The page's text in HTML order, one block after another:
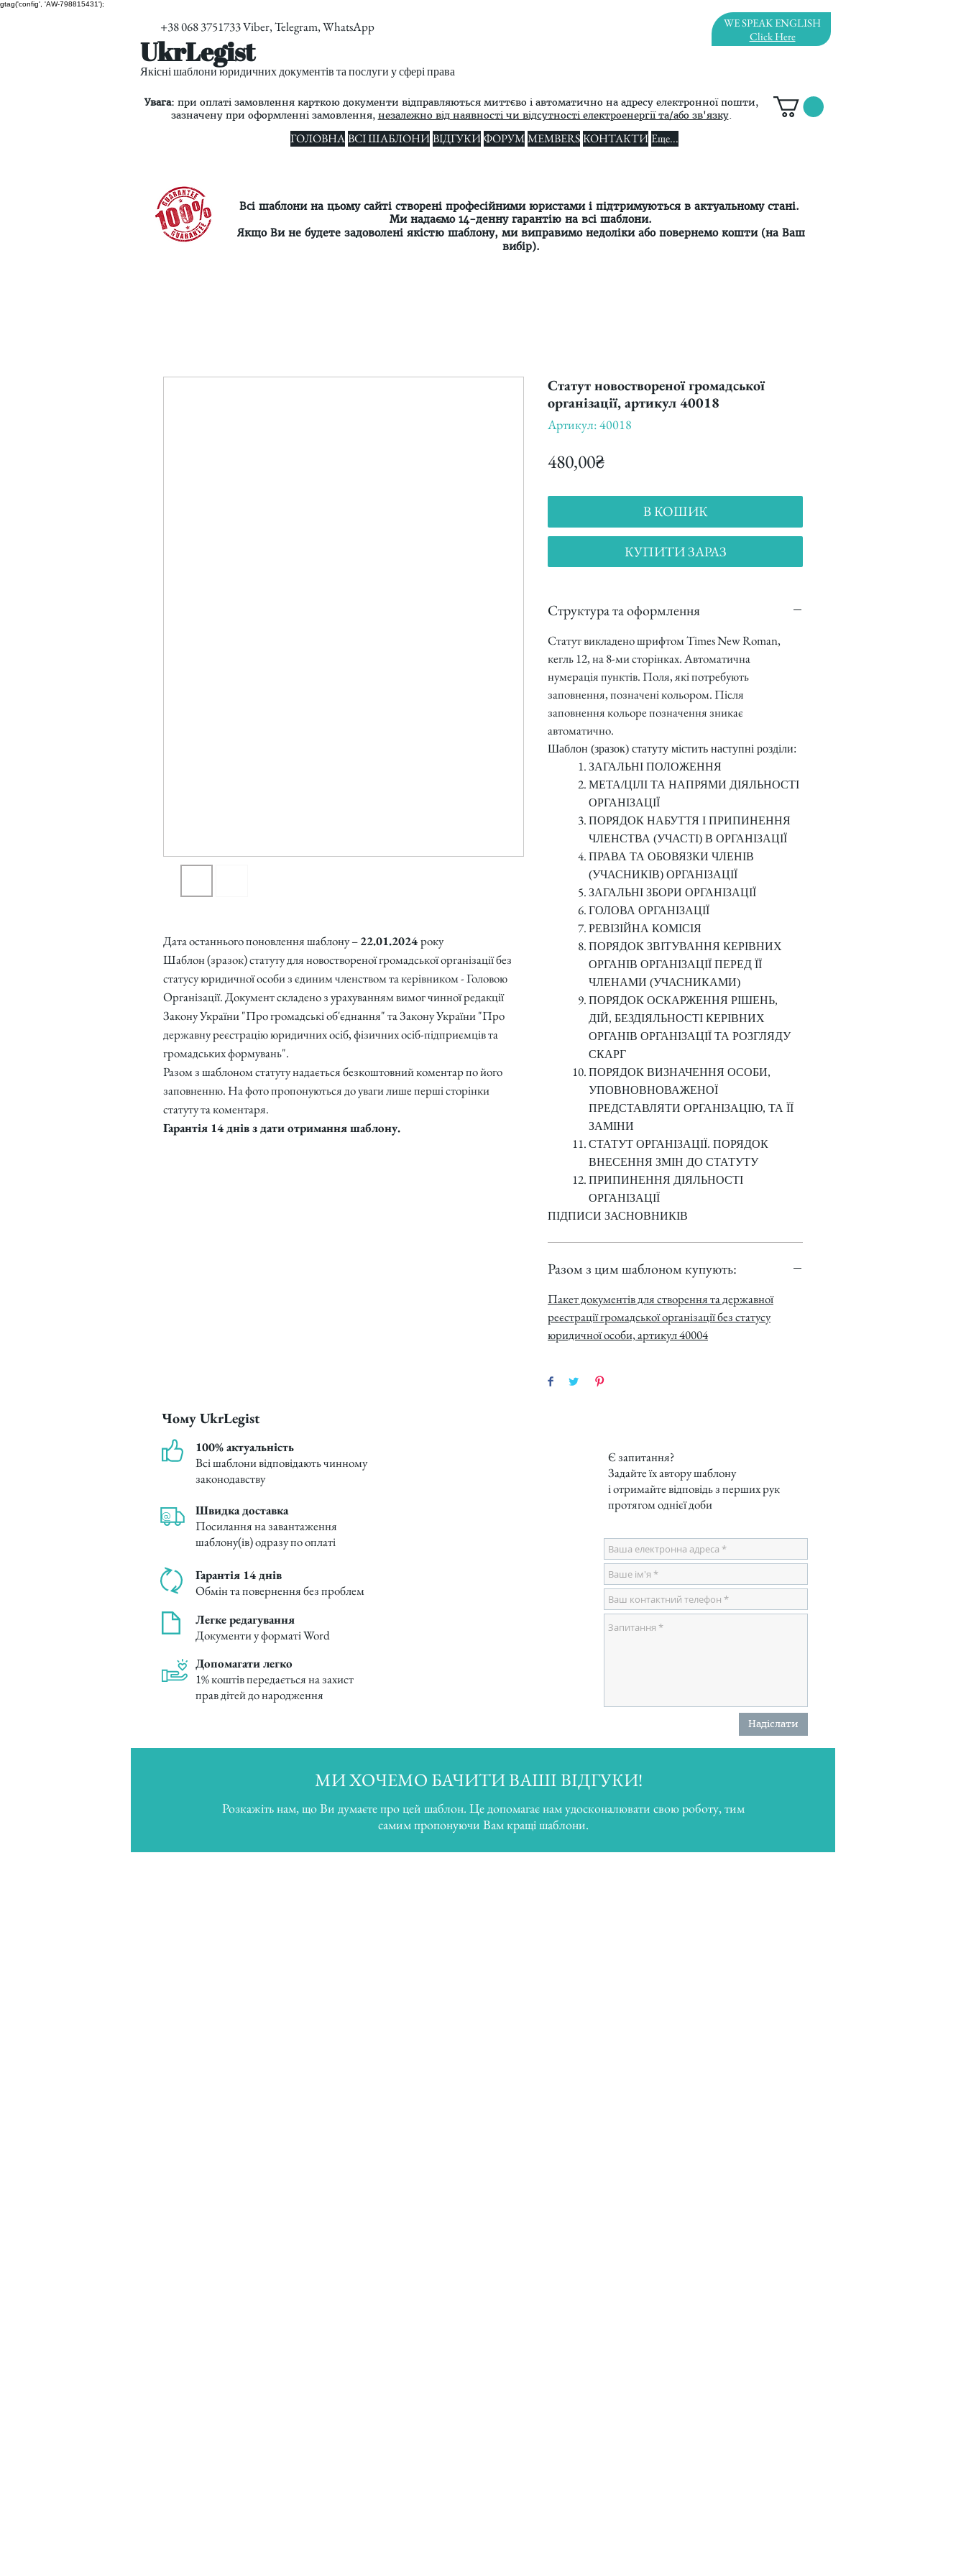
gtag('config', 'AW-798815431');
+38 068 3751733 Viber, Telegram, WhatsApp
UkrLegist
Якісні шаблони юридичних документів та послуги у сфері права
WE SPEAK ENGLISH
Click Here
Увага: при оплаті замовлення карткою документи відправляються миттєво і автоматично на адресу електронної пошти,
зазначену при оформленні замовлення, незалежно від наявності чи відсутності електроенергії та/або зв'язку.
ГОЛОВНА ВСІ ШАБЛОНИ ВІДГУКИ ФОРУМ MEMBERS КОНТАКТИ Еще...
Всі шаблони на цьому сайті створені професійними юристами і підтримуються в актуальному стані.
Ми надаємо 14-денну гарантію на всі шаблони.
Якщо Ви не будете задоволені якістю шаблону, ми виправимо недоліки або повернемо кошти (на Ваш
вибір).
Дата останнього поновлення шаблону –22.01.2024року
Шаблон (зразок) статуту для новоствореної громадської організації без
статусу юридичної особи з єдиним членством та керівником - Головою
Організації. Документ складено з урахуванням вимог чинної редакції
Закону України "Про громадські об'єднання" та Закону України "Про
державну реєстрацію юридичних осіб, фізичних осіб-підприємців та
громадських формувань".
Разом з шаблоном статуту надається безкоштовний коментар по його
заповненню. На фото пропонуються до уваги лише перші сторінки
статуту та коментаря.
Гарантія 14 днів з дати отримання шаблону.
Статут новоствореної громадської
організації, артикул 40018
Артикул: 40018
480,00₴Цена
В КОШИК
КУПИТИ ЗАРАЗ
Структура та оформлення
Статут викладено шрифтом Times New Roman,
кегль 12, на 8-ми сторінках. Автоматична
нумерація пунктів. Поля, які потребують
заповнення, позначені кольором. Після
заповнення кольоре позначення зникає
автоматично.
Шаблон (зразок) статуту містить наступні розділи:
ЗАГАЛЬНІ ПОЛОЖЕННЯ
МЕТА/ЦІЛІ ТА НАПРЯМИ ДІЯЛЬНОСТІ
ОРГАНІЗАЦІЇ
ПОРЯДОК НАБУТТЯ І ПРИПИНЕННЯ
ЧЛЕНСТВА (УЧАСТІ) В ОРГАНІЗАЦІЇ
ПРАВА ТА ОБОВЯЗКИ ЧЛЕНІВ
(УЧАСНИКІВ) ОРГАНІЗАЦІЇ
ЗАГАЛЬНІ ЗБОРИ ОРГАНІЗАЦІЇ
ГОЛОВА ОРГАНІЗАЦІЇ
РЕВІЗІЙНА КОМІСІЯ
ПОРЯДОК ЗВІТУВАННЯ КЕРІВНИХ
ОРГАНІВ ОРГАНІЗАЦІЇ ПЕРЕД ЇЇ
ЧЛЕНАМИ (УЧАСНИКАМИ)
ПОРЯДОК ОСКАРЖЕННЯ РІШЕНЬ,
ДІЙ, БЕЗДІЯЛЬНОСТІ КЕРІВНИХ
ОРГАНІВ ОРГАНІЗАЦІЇ ТА РОЗГЛЯДУ
СКАРГ
ПОРЯДОК ВИЗНАЧЕННЯ ОСОБИ,
УПОВНОВНОВАЖЕНОЇ
ПРЕДСТАВЛЯТИ ОРГАНІЗАЦІЮ, ТА ЇЇ
ЗАМІНИ
СТАТУТ ОРГАНІЗАЦІЇ. ПОРЯДОК
ВНЕСЕННЯ ЗМІН ДО СТАТУТУ
ПРИПИНЕННЯ ДІЯЛЬНОСТІ
ОРГАНІЗАЦІЇ
ПІДПИСИ ЗАСНОВНИКІВ
Разом з цим шаблоном купують:
Пакет документів для створення та державної
реєстрації громадської організації без статусу
юридичної особи, артикул 40004
Чому UkrLegist
100% актуальність
Всі шаблони відповідають чинному
законодавству
Швидка доставка
Посилання на завантаження
шаблону(ів) одразу по оплаті
Гарантія 14 днів
Обмін та повернення без проблем
Легке редагування
Документи у форматі Word
Допомагати легко
1% коштів передається на захист
прав дітей до народження
Є запитання?
Задайте їх автору шаблону
і отримайте відповідь з перших рук
протягом однієї доби
Надіслати
МИ ХОЧЕМО БАЧИТИ ВАШІ ВІДГУКИ!
Розкажіть нам, що Ви думаєте про цей шаблон. Це допомагає нам удосконалювати свою роботу, тим
самим пропонуючи Вам кращі шаблони.